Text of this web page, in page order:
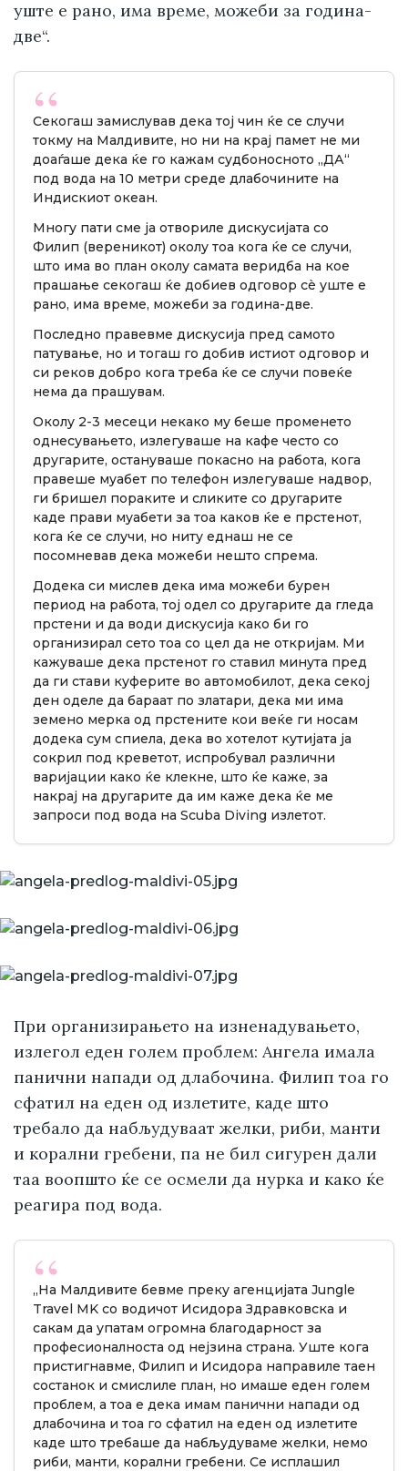
уште е рано, има време, можеби за година-
две“.
Секогаш замислував дека тој чин ќе се случи
токму на Малдивите, но ни на крај памет не ми
доаѓаше дека ќе го кажам судбоносното „ДА“
под вода на 10 метри среде длабочините на
Индискиот океан.
Многу пати сме ја отвориле дискусијата со
Филип (вереникот) околу тоа кога ќе се случи,
што има во план околу самата веридба на кое
прашање секогаш ќе добиев одговор сè уште е
рано, има време, можеби за година-две.
Последно правевме дискусија пред самото
патување, но и тогаш го добив истиот одговор и
си реков добро кога треба ќе се случи повеќе
нема да прашувам.
Околу 2-3 месеци некако му беше променето
однесувањето, излегуваше на кафе често со
другарите, остануваше покасно на работа, кога
правеше муабет по телефон излегуваше надвор,
ги бришел пораките и сликите со другарите
каде прави муабети за тоа каков ќе е прстенот,
кога ќе се случи, но ниту еднаш не се
посомневав дека можеби нешто спрема.
Додека си мислев дека има можеби бурен
период на работа, тој одел со другарите да гледа
прстени и да води дискусија како би го
организирал сето тоа со цел да не откријам. Ми
кажуваше дека прстенот го ставил минута пред
да ги стави куферите во автомобилот, дека секој
ден оделе да бараат по златари, дека ми има
земено мерка од прстените кои веќе ги носам
додека сум спиела, дека во хотелот кутијата ја
сокрил под креветот, испробувал различни
варијации како ќе клекне, што ќе каже, за
накрај на другарите да им каже дека ќе ме
запроси под вода на Scuba Diving излетот.
При организирањето на изненадувањето,
излегол еден голем проблем: Ангела имала
панични напади од длабочина. Филип тоа го
сфатил на еден од излетите, каде што
требало да набљудуваат желки, риби, манти
и корални гребени, па не бил сигурен дали
таа воопшто ќе се осмели да нурка и како ќе
реагира под вода.
„На Малдивите бевме преку агенцијата Jungle
Travel MK со водичот Исидора Здравковска и
сакам да упатам огромна благодарност за
професионалноста од нејзина страна. Уште кога
пристигнавме, Филип и Исидора направиле таен
состанок и смислиле план, но имаше еден голем
проблем, а тоа е дека имам панични напади од
длабочина и тоа го сфатил на еден од излетите
каде што требаше да набљудуваме желки, немо
риби, манти, корални гребени. Се исплашил